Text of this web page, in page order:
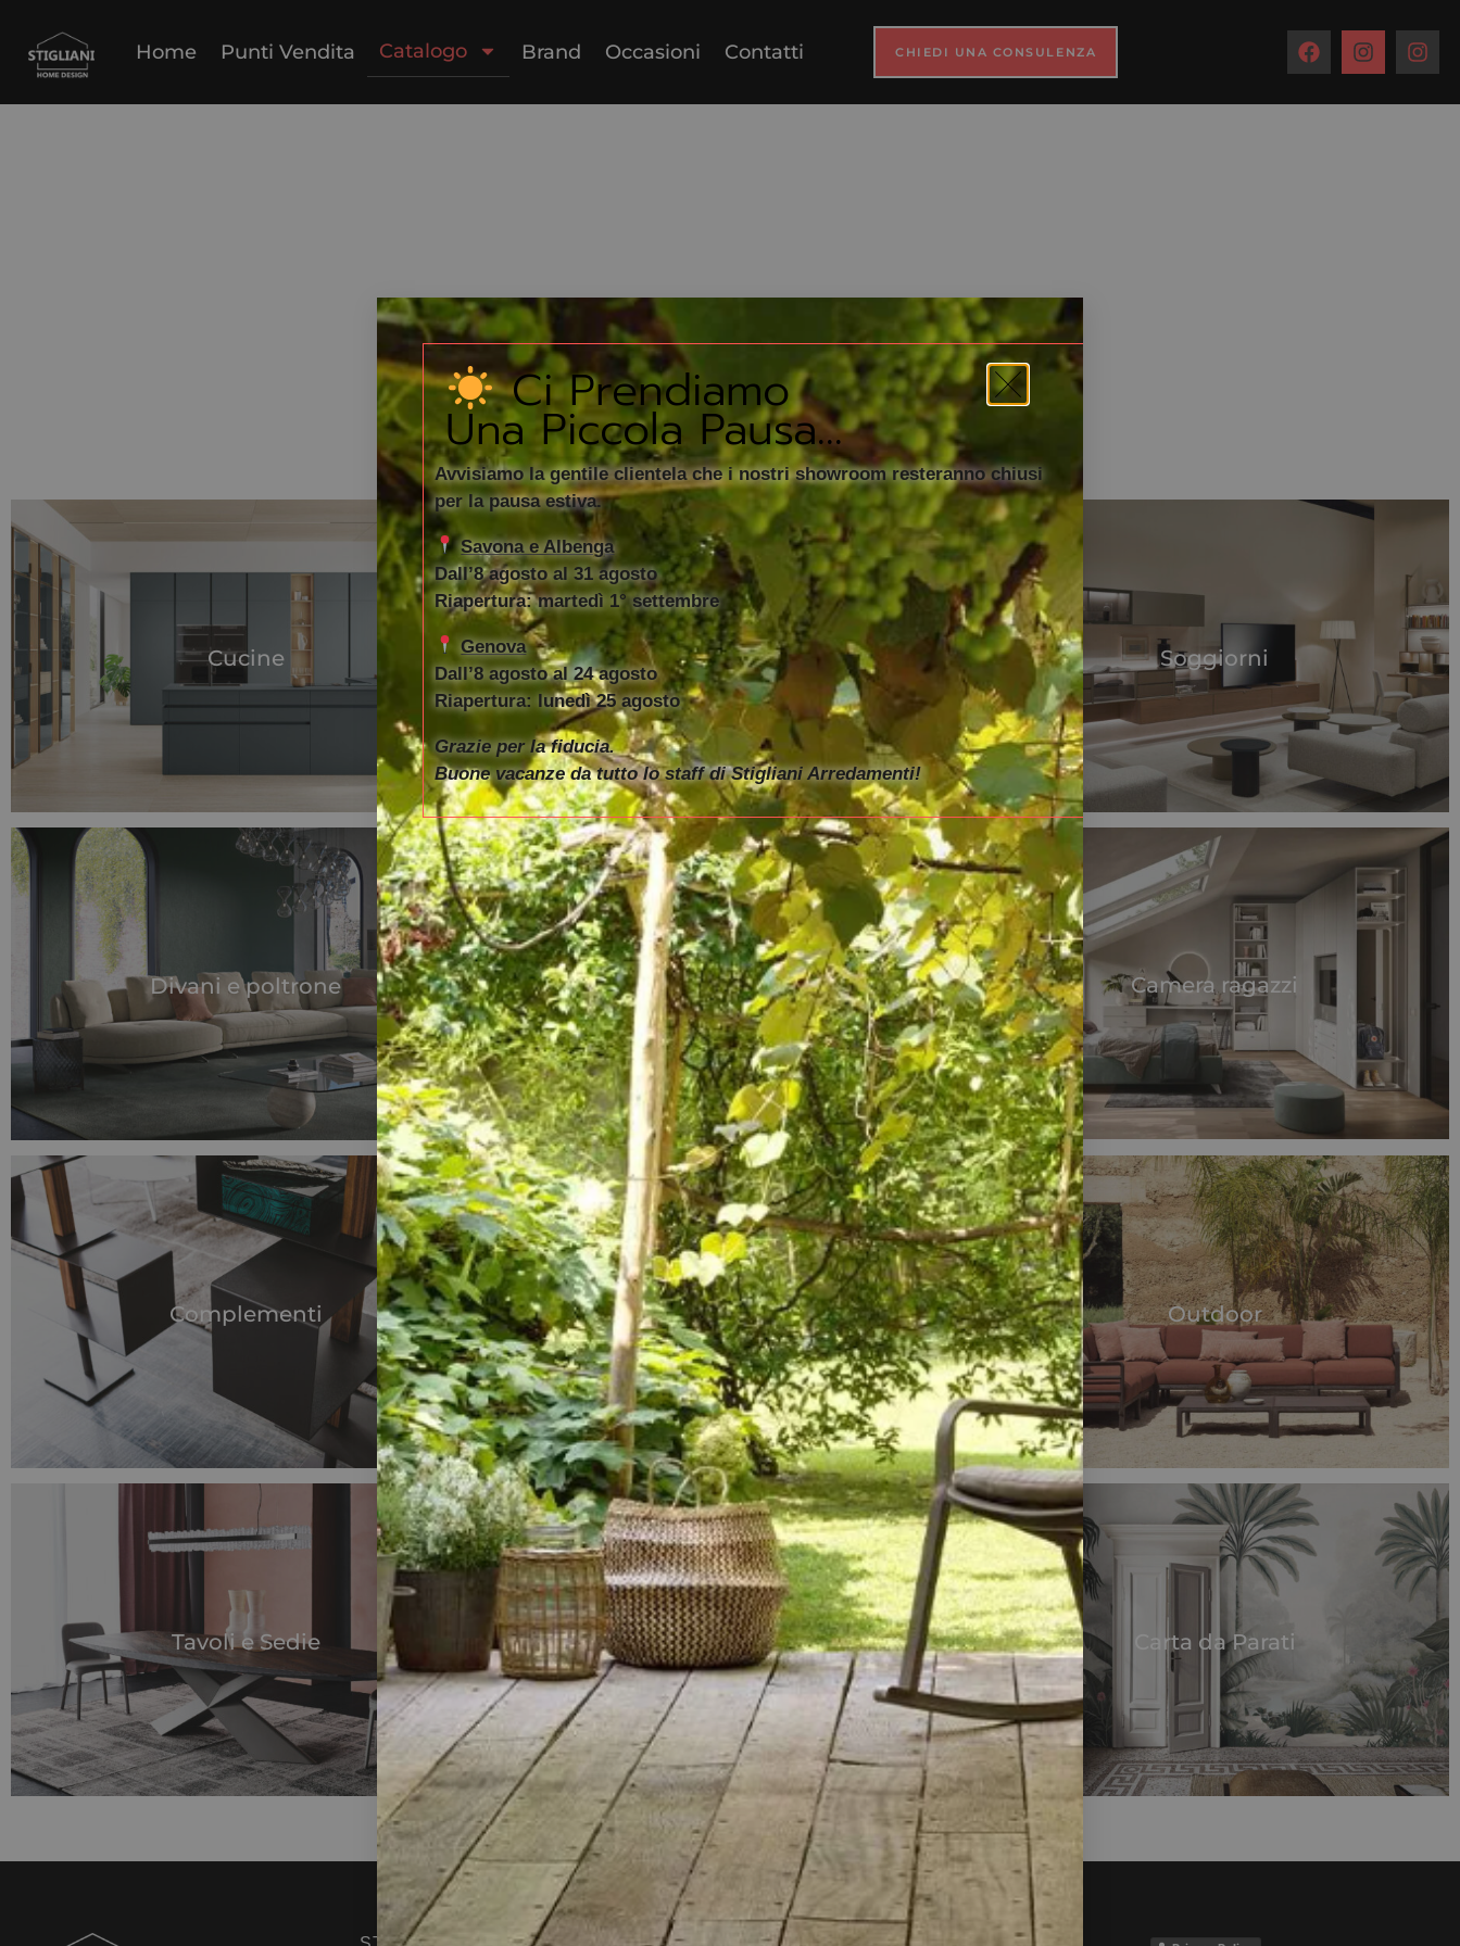
Home Punti Vendita Catalogo Brand Occasioni Contatti CHIEDI UNA CONSULENZA
Catalogo Completo
Cucine Arredo bagno Soggiorni
Divani e poltrone Camera da letto Camera ragazzi
Complementi Illuminazione Outdoor
Tavoli e Sedie Elettrodomestici Carta da Parati
Ci Prendiamo
Una Piccola Pausa...
Avvisiamo la gentile clientela che i nostri showroom resteranno chiusi
per la pausa estiva.
Savona e Albenga
Dall’8 agosto al 31 agosto
Riapertura: martedì 1° settembre
Genova
Dall’8 agosto al 24 agosto
Riapertura: lunedì 25 agosto
Grazie per la fiducia.
Buone vacanze da tutto lo staff di Stigliani Arredamenti!